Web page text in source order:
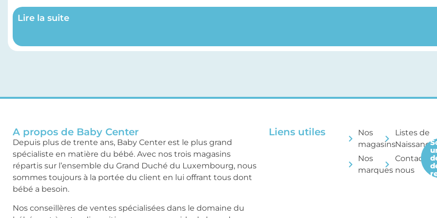
Lire la suite
A propos de Baby Center
Depuis plus de trente ans, Baby Center est le plus grand
spécialiste en matière du bébé. Avec nos trois magasins
répartis sur l’ensemble du Grand Duché du Luxembourg, nous
sommes toujours à la portée du client en lui offrant tous dont
bébé a besoin.
Nos conseillères de ventes spécialisées dans le domaine du
Liens utiles
Nos
magasins
Nos
marques
Listes de
Naissance
nous